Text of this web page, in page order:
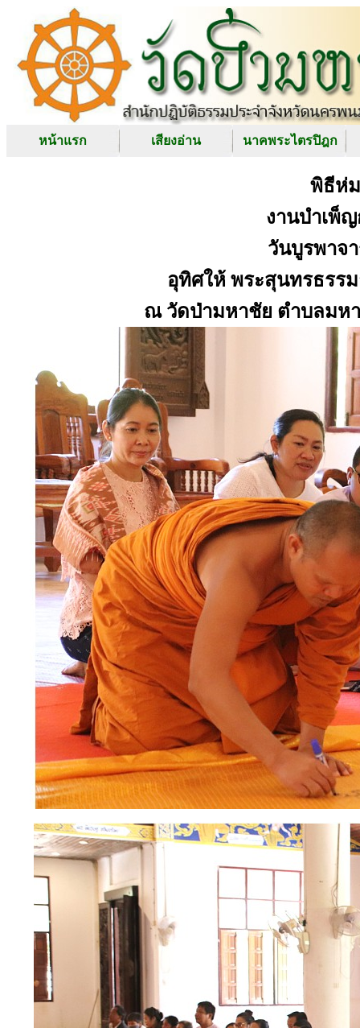
หน้าแรก เสียงอ่าน นาคพระไตรปิฎก
พิธีห่
งานบำเพ็
วันบูรพาจ
อุทิศให้ พระสุนทรธรร
ณ วัดป่ามหาชัย ตำบลมห